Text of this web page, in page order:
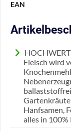
EAN
Fleisch wird
Hanfsamen,
alles in